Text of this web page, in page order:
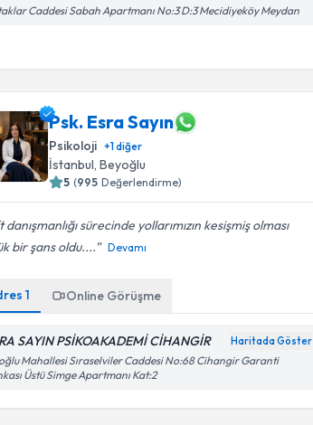
Caddesi Sabah Apartmanı No:3 D:3 Mecidiyeköy Meydan
Psk. Esra Sayın
Psikoloji +1diğer
İstanbul , Beyoğlu
5 (995 Değerlendirme)
sürecinde yollarımızın kesişmiş olması
bir şans oldu....
Devamı
1 Online Görüşme
SAYIN PSİKOAKADEMİ CİHANGİR Haritada Göster
Mahallesi Sıraselviler Caddesi No:68 Cihangir Garanti
Üstü Simge Apartmanı Kat:2